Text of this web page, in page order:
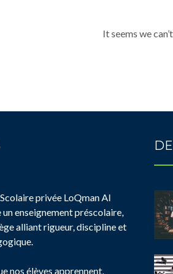
It seems we
privée LoQman Al
enseignement préscolaire,
alliant rigueur, discipline et
nos élèves apprennent,